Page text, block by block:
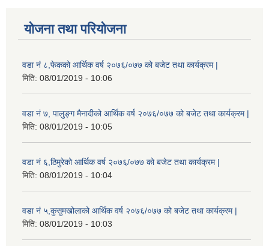
योजना तथा परियोजना
वडा नं ८,फेकको आर्थिक वर्ष २०७६/०७७ को बजेट तथा कार्यक्रम |
मिति: 08/01/2019 - 10:06
वडा नं ७, पालुङ्ग मैनादीको आर्थिक वर्ष २०७६/०७७ को बजेट तथा कार्यक्रम |
मिति: 08/01/2019 - 10:05
वडा नं ६,ठिमुरेको आर्थिक वर्ष २०७६/०७७ को बजेट तथा कार्यक्रम |
मिति: 08/01/2019 - 10:04
वडा नं ५,कुसुमखोलाको आर्थिक वर्ष २०७६/०७७ को बजेट तथा कार्यक्रम |
मिति: 08/01/2019 - 10:03